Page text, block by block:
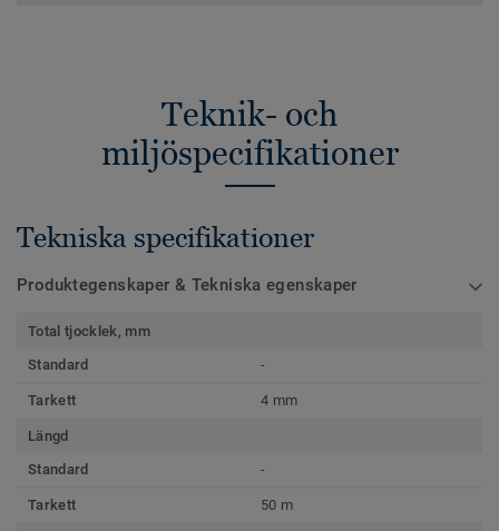
Teknik- och
miljöspecifikationer
Tekniska specifikationer
Produktegenskaper & Tekniska egenskaper
Total tjocklek, mm
Standard
-
Tarkett 4 mm
Längd
Standard
-
Tarkett 50 m